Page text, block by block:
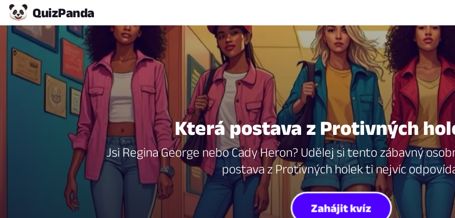
QuizPanda
Která postava z Protivných
Jsi Regina George nebo Cady Heron? Udělej si tento zábavný
postava z Protivných holek ti nejvíc
Zahájit kvíz